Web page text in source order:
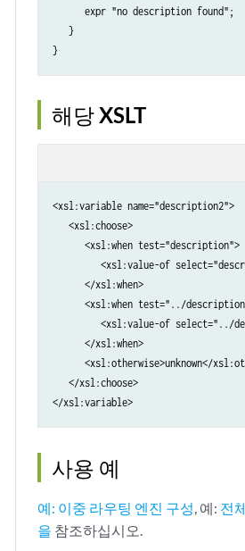
      expr "no description found";
   }
}
해당 XSLT
<xsl:variable name="description2">
   <xsl:choose>
      <xsl:when test="description">
<xsl:value-of
      </xsl:when>
<xsl:when test="../
<xsl:value-of select="../
      </xsl:when>
<xsl:otherwise>unknown</
   </xsl:choose>
</xsl:variable>
사용 예
예: 이중 라우팅 엔진 구성 , 예: 전
을 참조하십시오.